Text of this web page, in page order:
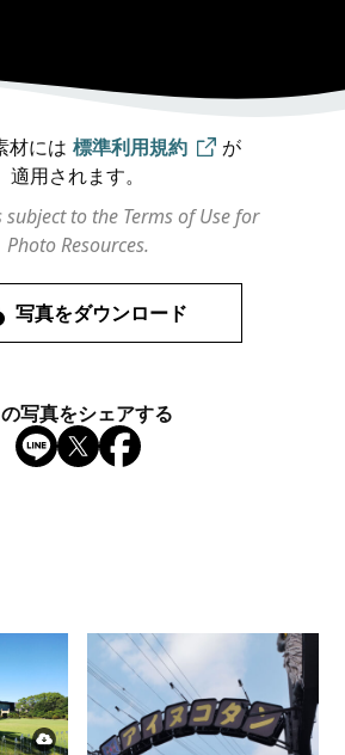
材には 標準利用規約
が
適用されます。
subject to the Terms of Use for
Photo Resources.
写真をダウンロード
写真をシェアする